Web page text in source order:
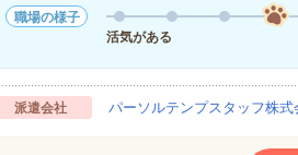
職場の様子
活気がある
派遣会社 パーソルテンプスタッフ株